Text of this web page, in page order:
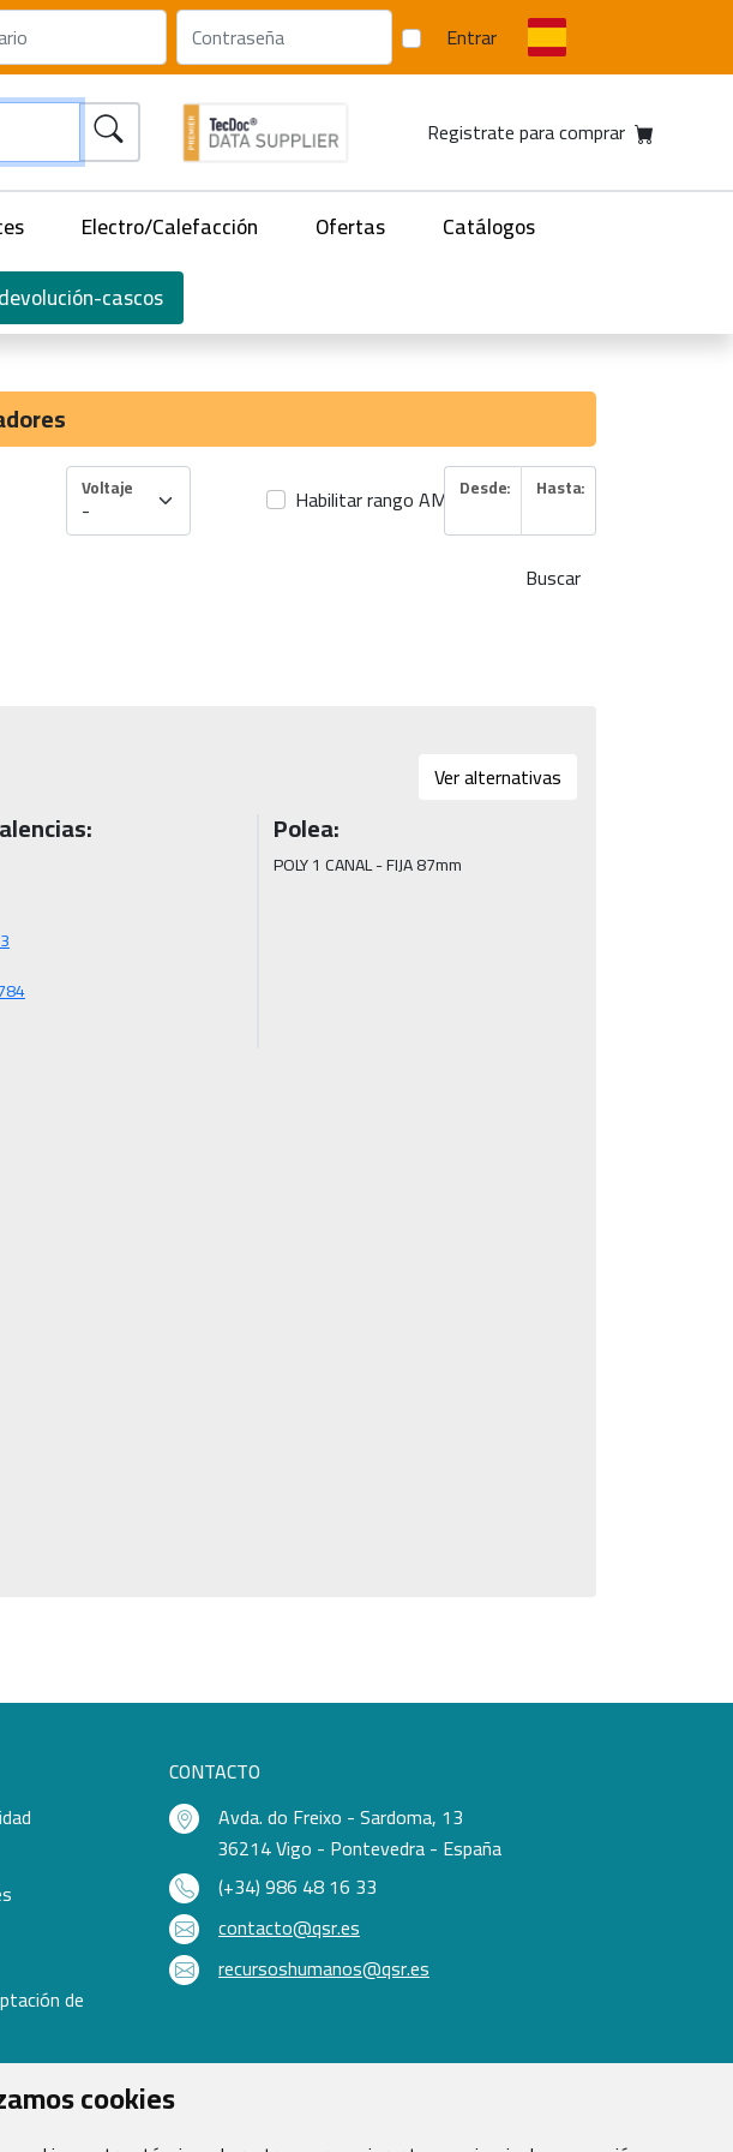
cookies
Entrar
Registrate para comprar
Electro/Calefacción Ofertas
Catálogos
cascos
Voltaje Habilitar rango AMP Desde: Hasta:
Buscar
Ver alternativas
AAG1343
11.201.784
Polea:
POLY 1 CANAL - FIJA 87mm
de
CONTACTO
Avda. do Freixo - Sardoma, 13
36214 Vigo - Pontevedra - España
(+34) 986 48 16 33
contacto@qsr.es
recursoshumanos@qsr.es